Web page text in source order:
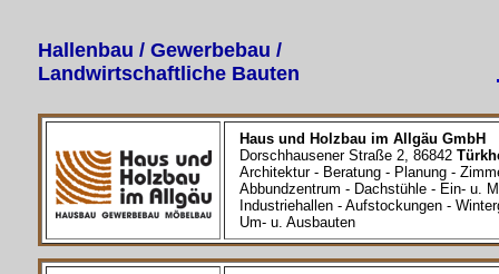
Hallenbau / Gewerbebau /
Landwirtschaftliche Bauten
Haus und Holzbau im Allgäu GmbH
Dorschhausener Straße 2, 86842
Architektur - Beratung - Planung -
Abbundzentrum - Dachstühle - Ein- u.
Industriehallen - Aufstockungen -
Um- u. Ausbauten